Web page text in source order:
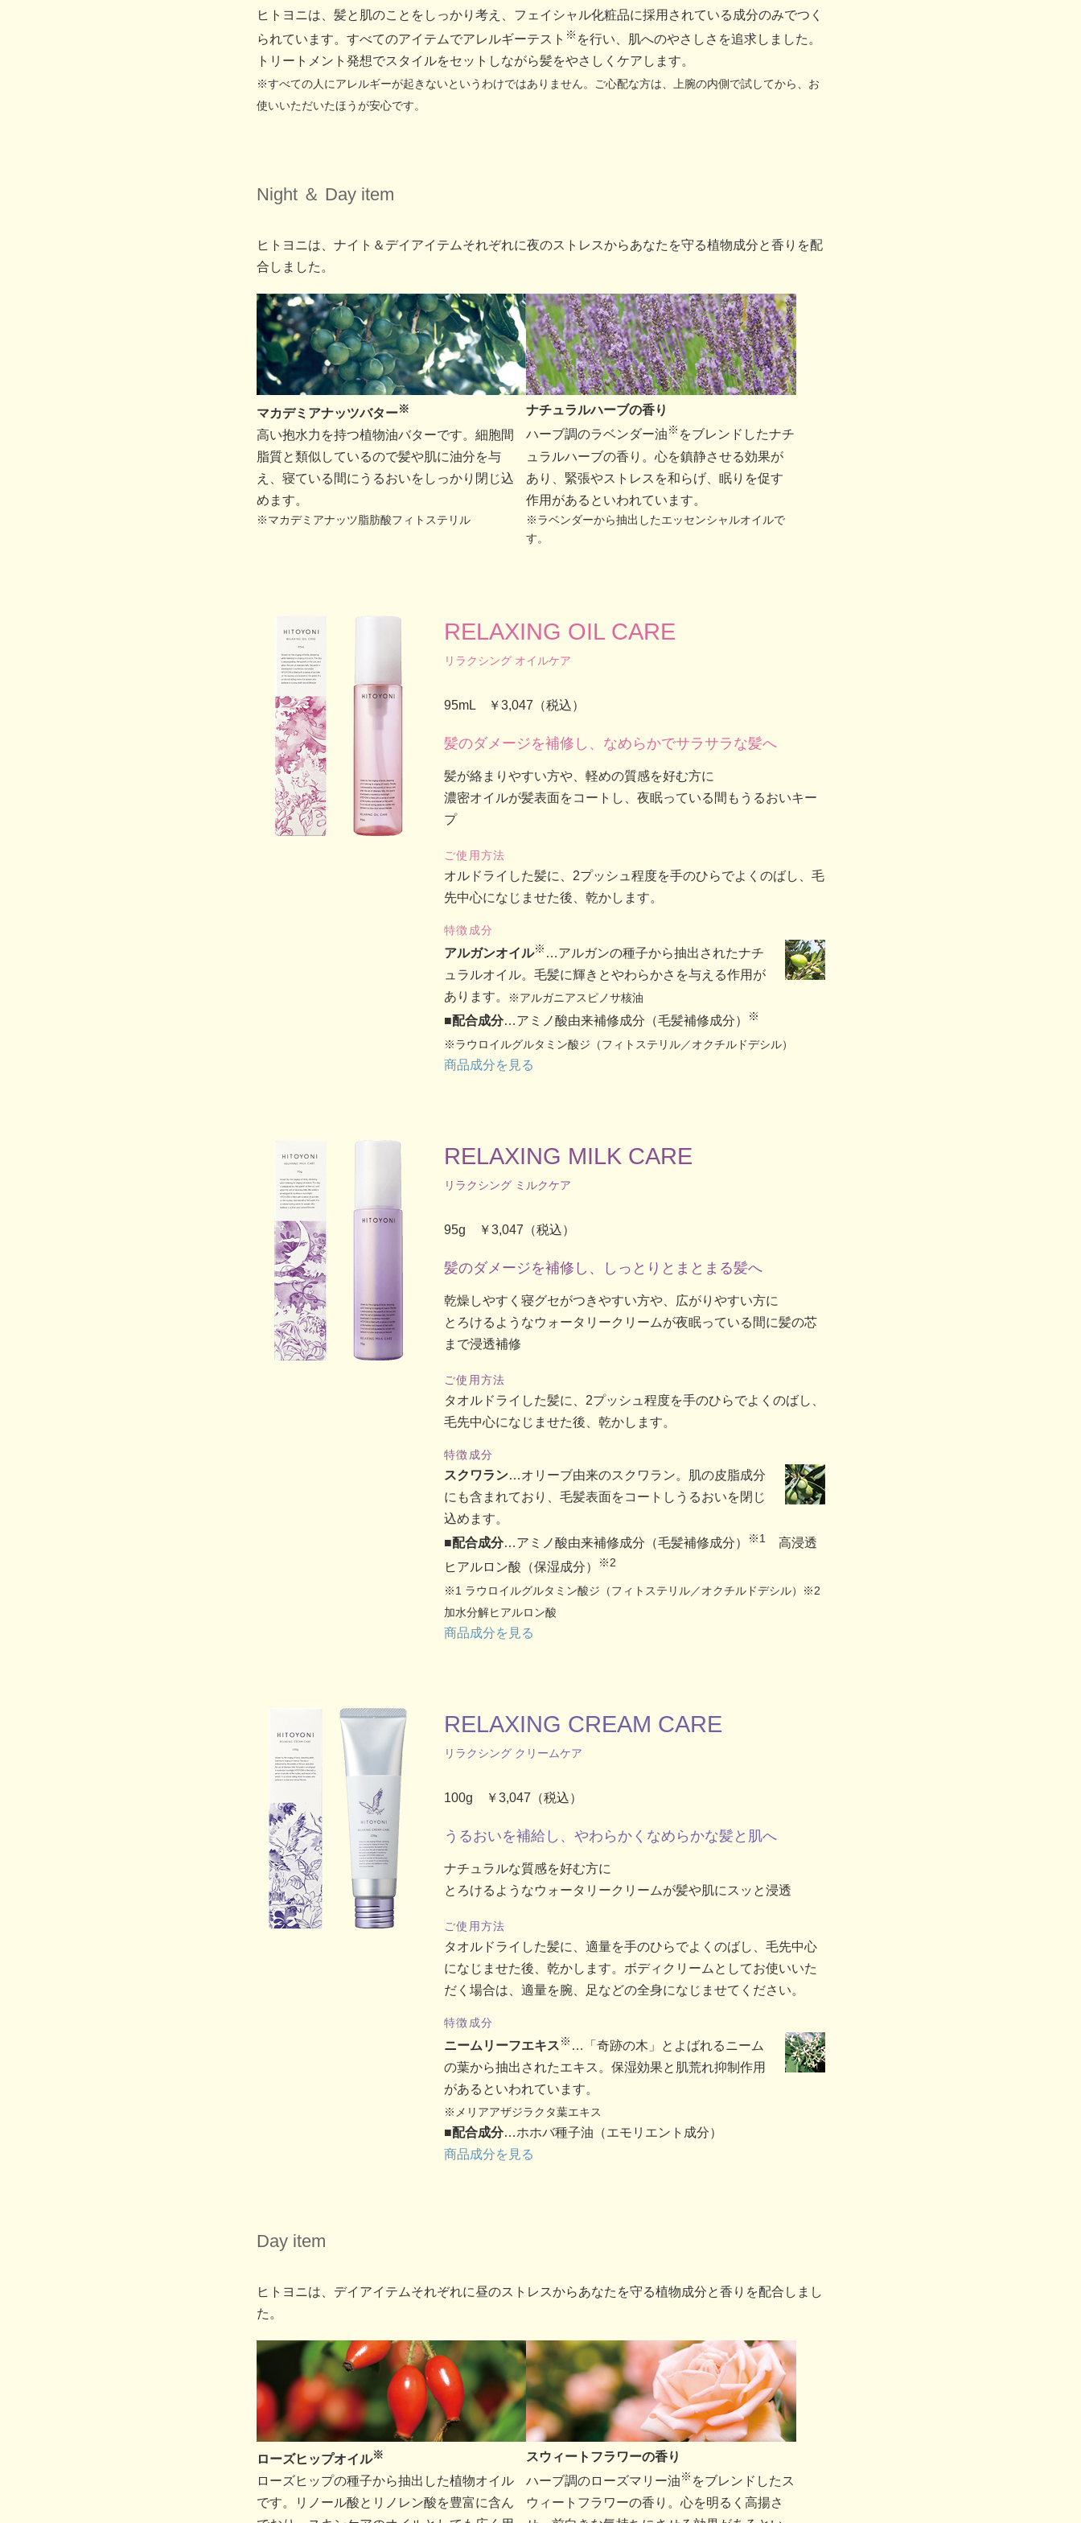
ヒトヨニは、髪と肌のことをしっかり考え、フェイシャル化粧品に採用されている成分のみでつく
られています。すべてのアイテムでアレルギーテスト ※ を行い、肌へのやさしさを追求しました。
トリートメント発想でスタイルをセットしながら髪をやさしくケアします。
※すべての人にアレルギーが起きないというわけではありません。ご心配な方は、上腕の内側で試してから、お
使いいただいたほうが安心です。
Night ＆ Day item
ヒトヨニは、ナイト＆デイアイテムそれぞれに夜のストレスからあなたを守る植物成分と香りを配
合しました。
マカデミアナッツバター※
高い抱水力を持つ植物油バターです。細胞間
脂質と類似しているので髪や肌に油分を与
え、寝ている間にうるおいをしっかり閉じ込
めます。
※マカデミアナッツ脂肪酸フィトステリル
ナチュラルハーブの香り
ハーブ調のラベンダー油 ※ をブレンドしたナチ
ュラルハーブの香り。心を鎮静させる効果が
あり、緊張やストレスを和らげ、眠りを促す
作用があるといわれています。
※ラベンダーから抽出したエッセンシャルオイルで
す。
RELAXING OIL CARE
リラクシング オイルケア
95mL ￥3,047（税込）
髪のダメージを補修し、なめらかでサラサラな髪へ
髪が絡まりやすい方や、軽めの質感を好む方に
濃密オイルが髪表面をコートし、夜眠っている間もうるおいキー
プ
ご使用方法
オルドライした髪に、2プッシュ程度を手のひらでよくのばし、毛
先中心になじませた後、乾かします。
特徴成分
アルガンオイル※ …アルガンの種子から抽出されたナチ
ュラルオイル。毛髪に輝きとやわらかさを与える作用が
あります。
※アルガニアスピノサ核油
■配合成分…アミノ酸由来補修成分（毛髪補修成分） ※
※ラウロイルグルタミン酸ジ（フィトステリル／オクチルドデシル）
商品成分を見る
RELAXING MILK CARE
リラクシング ミルクケア
95g ￥3,047（税込）
髪のダメージを補修し、しっとりとまとまる髪へ
乾燥しやすく寝グセがつきやすい方や、広がりやすい方に
とろけるようなウォータリークリームが夜眠っている間に髪の芯
まで浸透補修
ご使用方法
タオルドライした髪に、2プッシュ程度を手のひらでよくのばし、
毛先中心になじませた後、乾かします。
特徴成分
スクワラン…オリーブ由来のスクワラン。肌の皮脂成分
にも含まれており、毛髪表面をコートしうるおいを閉じ
込めます。
■配合成分…アミノ酸由来補修成分（毛髪補修成分） ※1
高浸透
ヒアルロン酸（保湿成分）
※2
※1 ラウロイルグルタミン酸ジ（フィトステリル／オクチルドデシル）※2
加水分解ヒアルロン酸
商品成分を見る
RELAXING CREAM CARE
リラクシング クリームケア
100g ￥3,047（税込）
うるおいを補給し、やわらかくなめらかな髪と肌へ
ナチュラルな質感を好む方に
とろけるようなウォータリークリームが髪や肌にスッと浸透
ご使用方法
タオルドライした髪に、適量を手のひらでよくのばし、毛先中心
になじませた後、乾かします。ボディクリームとしてお使いいた
だく場合は、適量を腕、足などの全身になじませてください。
特徴成分
ニームリーフエキス ※ …「奇跡の木」とよばれるニーム
の葉から抽出されたエキス。保湿効果と肌荒れ抑制作用
があるといわれています。
※メリアアザジラクタ葉エキス
■配合成分…ホホバ種子油（エモリエント成分）
商品成分を見る
Day item
ヒトヨニは、デイアイテムそれぞれに昼のストレスからあなたを守る植物成分と香りを配合しまし
た。
ローズヒップオイル※
ローズヒップの種子から抽出した植物オイル
です。リノール酸とリノレン酸を豊富に含ん
スウィートフラワーの香り
ハーブ調のローズマリー油 ※ をブレンドしたス
ウィートフラワーの香り。心を明るく高揚さ